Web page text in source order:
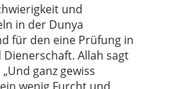
und
in der Dunya
für den eine Prüfung in
Allah sagt
ganz gewiss